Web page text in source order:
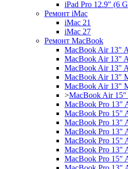
iPad Pro 12.9" (6
Ремонт iMac
iMac 21
iMac 27
Ремонт MacBook
MacBook Air 13"
MacBook Air 13"
MacBook Air 13"
MacBook Air 13"
MacBook Air 13"
>MacBook Air 15"
MacBook Pro 13"
MacBook Pro 15"
MacBook Pro 13"
MacBook Pro 13"
MacBook Pro 15"
MacBook Pro 13"
MacBook Pro 15"